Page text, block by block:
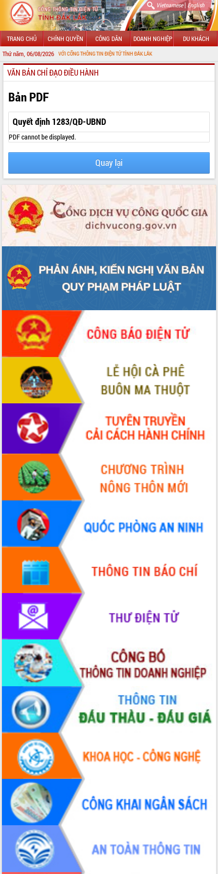
Vietnamese| English
TRANG CHỦ CHÍNH QUYỀN CÔNG DÂN DOANH NGHIỆP DU KHÁCH
Thứ năm, 06/08/2026
CHÀO MỪNG ĐẾN VỚI CỔNG THÔNG TIN ĐIỆN TỬ TỈNH ĐẮK LẮK
GIỚI THIỆU
LÃNH ĐẠO UBND TỈNH
TIN TỨC SỰ KIỆN
SỞ, BAN, NGÀNH
UBND CÁC XÃ, PHƯỜNG
THÔNG TIN CHỈ ĐẠO ĐIỀU HÀNH
VĂN BẢN HĐND TỈNH
ĐIỂM TIN VĂN BẢN
Không có file video nào để phát.
ALBUM ẢNH
LIÊN KẾT WEB
VĂN BẢN CHỈ ĐẠO ĐIỀU HÀNH
Bản PDF
Quyết định 1283/QĐ-UBND
PDF cannot be displayed.
Quay lại